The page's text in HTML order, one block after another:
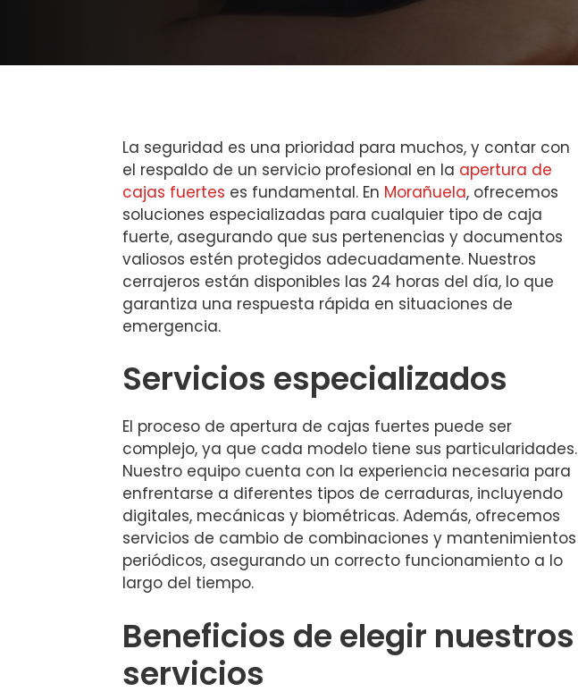
La seguridad es una prioridad para muchos, y contar con
el respaldo de un servicio profesional en la apertura de
cajas fuertes es fundamental. En Morañuela, ofrecemos
soluciones especializadas para cualquier tipo de caja
fuerte, asegurando que sus pertenencias y documentos
valiosos estén protegidos adecuadamente. Nuestros
cerrajeros están disponibles las 24 horas del día, lo que
garantiza una respuesta rápida en situaciones de
emergencia.
Servicios especializados
El proceso de apertura de cajas fuertes puede ser
complejo, ya que cada modelo tiene sus particularidades.
Nuestro equipo cuenta con la experiencia necesaria para
enfrentarse a diferentes tipos de cerraduras, incluyendo
digitales, mecánicas y biométricas. Además, ofrecemos
servicios de cambio de combinaciones y mantenimientos
periódicos, asegurando un correcto funcionamiento a lo
largo del tiempo.
Beneficios de elegir nuestros
servicios